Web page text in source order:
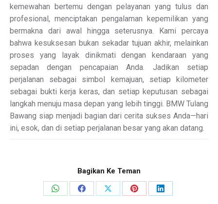
kemewahan bertemu dengan pelayanan yang tulus dan
profesional, menciptakan pengalaman kepemilikan yang
bermakna dari awal hingga seterusnya. Kami percaya
bahwa kesuksesan bukan sekadar tujuan akhir, melainkan
proses yang layak dinikmati dengan kendaraan yang
sepadan dengan pencapaian Anda. Jadikan setiap
perjalanan sebagai simbol kemajuan, setiap kilometer
sebagai bukti kerja keras, dan setiap keputusan sebagai
langkah menuju masa depan yang lebih tinggi. BMW Tulang
Bawang siap menjadi bagian dari cerita sukses Anda—hari
ini, esok, dan di setiap perjalanan besar yang akan datang.
Bagikan Ke Teman
Share Share Share Share Share